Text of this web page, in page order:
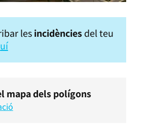
lesincidènciesdel teu
mapa dels polígons